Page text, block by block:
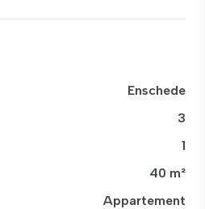
Enschede
3
1
40 m²
Appartement